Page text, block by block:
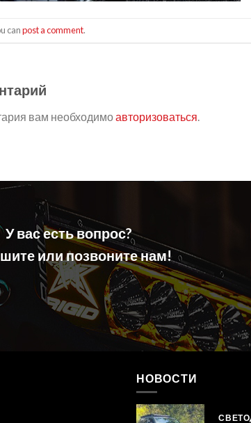
canpost a comment.
вам необходимоавторизоваться
У вас есть вопрос?
или позвоните нам!
НОВОСТИ